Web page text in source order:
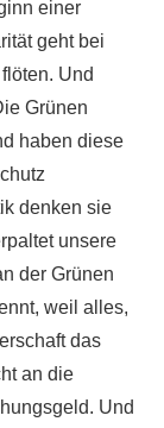
einer
geht bei
Und
Grünen
haben diese
denken sie
unsere
der Grünen
weil alles,
das
an die
Und